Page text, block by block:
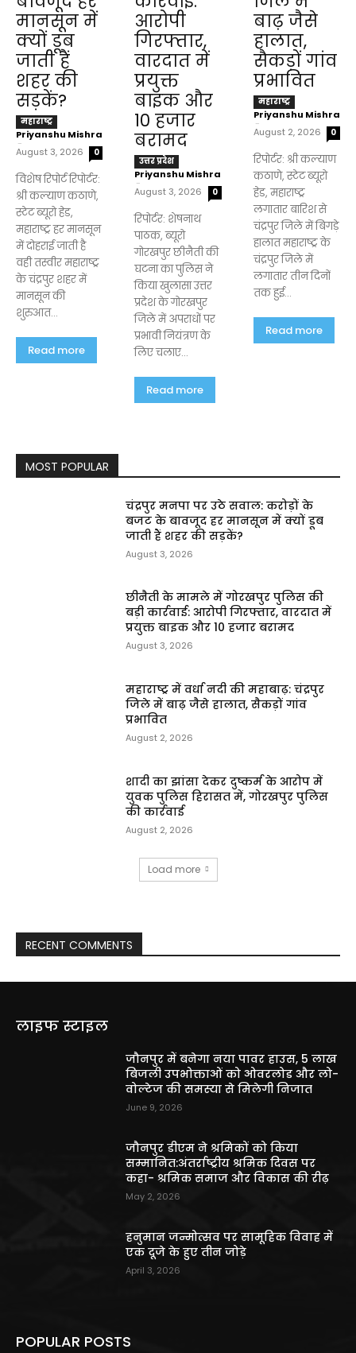
मानसून में
क्यों डूब
जाती हैं
शहर की
सड़कें?
महाराष्ट्र
Priyanshu Mishra
-
August 3, 2026 0
विशेष रिपोर्ट रिपोर्टर:
श्री कल्याण कठाणे,
स्टेट ब्यूरो हेड,
महाराष्ट्र हर मानसून
में दोहराई जाती है
वही तस्वीर महाराष्ट्र
के चंद्रपुर शहर में
मानसून की
शुरुआत...
Read more
आरोपी
गिरफ्तार,
वारदात में
प्रयुक्त
बाइक और
₹10 हजार
बरामद
उत्तर प्रदेश
Priyanshu Mishra
-
August 3, 2026 0
रिपोर्टर: शेषनाथ
पाठक, ब्यूरो
गोरखपुर छीनैती की
घटना का पुलिस ने
किया खुलासा उत्तर
प्रदेश के गोरखपुर
जिले में अपराधों पर
प्रभावी नियंत्रण के
लिए चलाए...
Read more
बाढ़ जैसे
हालात,
सैकड़ों गांव
प्रभावित
महाराष्ट्र
Priyanshu Mishra
-
August 2, 2026 0
रिपोर्टर: श्री कल्याण
कठाणे, स्टेट ब्यूरो
हेड, महाराष्ट्र
लगातार बारिश से
चंद्रपुर जिले में बिगड़े
हालात महाराष्ट्र के
चंद्रपुर जिले में
लगातार तीन दिनों
तक हुई...
Read more
MOST POPULAR
चंद्रपुर मनपा पर उठे सवाल: करोड़ों के
बजट के बावजूद हर मानसून में क्यों डूब
जाती हैं शहर की सड़कें?
August 3, 2026
छीनैती के मामले में गोरखपुर पुलिस की
बड़ी कार्रवाई: आरोपी गिरफ्तार, वारदात में
प्रयुक्त बाइक और ₹10 हजार बरामद
August 3, 2026
महाराष्ट्र में वर्धा नदी की महाबाढ़: चंद्रपुर
जिले में बाढ़ जैसे हालात, सैकड़ों गांव
प्रभावित
August 2, 2026
शादी का झांसा देकर दुष्कर्म के आरोप में
युवक पुलिस हिरासत में, गोरखपुर पुलिस
की कार्रवाई
August 2, 2026
Load more
RECENT COMMENTS
लाइफ स्टाइल
जौनपुर में बनेगा नया पावर हाउस, 5 लाख
बिजली उपभोक्ताओं को ओवरलोड और लो-
वोल्टेज की समस्या से मिलेगी निजात
June 9, 2026
जौनपुर डीएम ने श्रमिकों को किया
सम्मानित:अंतर्राष्ट्रीय श्रमिक दिवस पर
कहा- श्रमिक समाज और विकास की रीढ़
May 2, 2026
हनुमान जन्मोत्सव पर सामूहिक विवाह में
एक दूजे के हुए तीन जोड़े
April 3, 2026
POPULAR POSTS